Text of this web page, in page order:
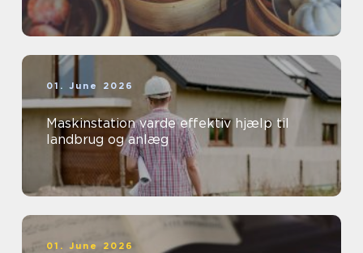
01. June 2026
Maskinstation varde effektiv hjælp til
landbrug og anlæg
01. June 2026